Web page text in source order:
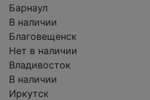
Барнаул
В наличии
Благовещенск
Нет в наличии
Владивосток
В наличии
Иркутск